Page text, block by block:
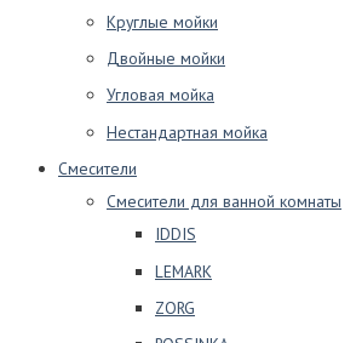
Круглые мойки
Двойные мойки
Угловая мойка
Нестандартная мойка
Смесители
Смесители для ванной комнаты
IDDIS
LEMARK
ZORG